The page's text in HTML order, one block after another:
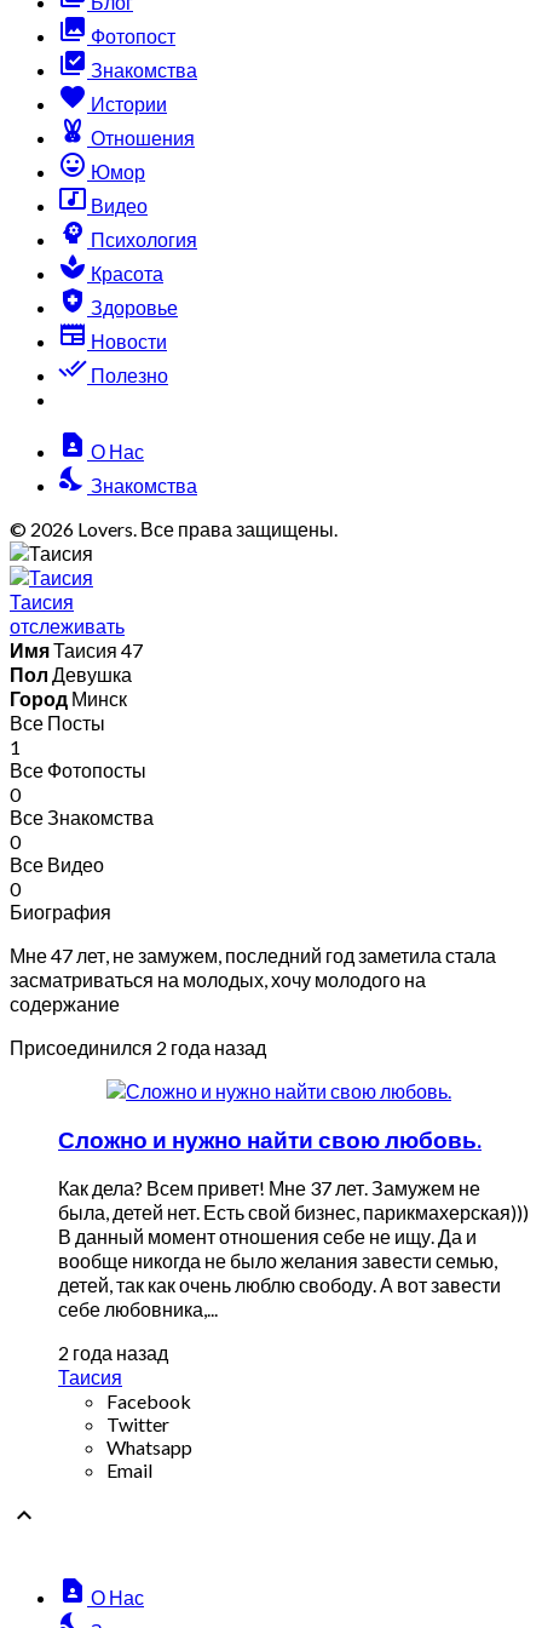
collections Фотопост
library_add_check Знакомства
favorite Истории
cruelty_free Отношения
sentiment_very_satisfied Юмор
music_video Видео
psychology Психология
spa Красота
health_and_safety Здоровье
newspaper Новости
done_all Полезно
contact_page О Нас
nights_stay Знакомства
© 2026 Lovers. Все права защищены.
Таисия
отслеживать
ИмяТаисия 47
Пол Девушка
Город Минск
Все Посты
1
Все Фотопосты
0
Все Знакомства
0
Все Видео
0
Биография
Мне 47 лет, не замужем, последний год заметила стала
засматриваться на молодых, хочу молодого на
содержание
Присоединился 2 года назад
Сложно и нужно найти свою любовь.
Как дела? Всем привет! Мне 37 лет. Замужем не
была, детей нет. Есть свой бизнес, парикмахерская)))
В данный момент отношения себе не ищу. Да и
вообще никогда не было желания завести семью,
детей, так как очень люблю свободу. А вот завести
себе любовника,...
2 года назад
Таисия
Facebook
Twitter
Whatsapp
Email

contact_page О Нас